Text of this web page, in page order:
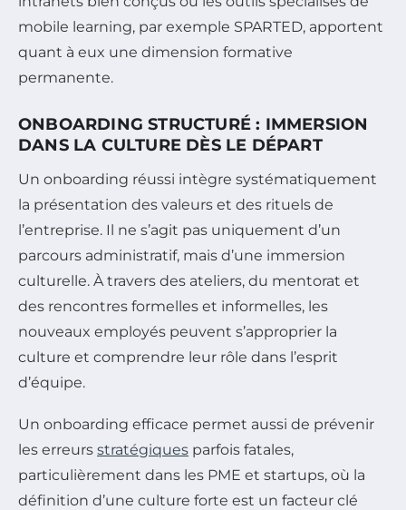
mobile learning, par exemple SPARTED, apportent
quant à eux une dimension formative
permanente.
ONBOARDING STRUCTURÉ : IMMERSION
DANS LA CULTURE DÈS LE DÉPART
Un onboarding réussi intègre systématiquement
la présentation des valeurs et des rituels de
l’entreprise. Il ne s’agit pas uniquement d’un
parcours administratif, mais d’une immersion
culturelle. À travers des ateliers, du mentorat et
des rencontres formelles et informelles, les
nouveaux employés peuvent s’approprier la
culture et comprendre leur rôle dans l’esprit
d’équipe.
Un onboarding efficace permet aussi de prévenir
les erreurs stratégiques parfois fatales,
particulièrement dans les PME et startups, où la
définition d’une culture forte est un facteur clé